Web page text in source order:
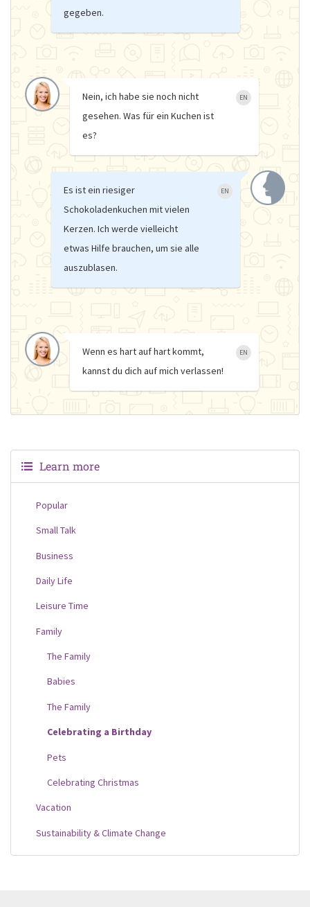
gegeben.
Nein, ich habe sie noch nicht
gesehen. Was für ein Kuchen ist
es?
EN
Es ist ein riesiger
Schokoladenkuchen mit vielen
Kerzen. Ich werde vielleicht
etwas Hilfe brauchen, um sie alle
auszublasen.
EN
Wenn es hart auf hart kommt,
kannst du dich auf mich verlassen!
EN
Learn more
Popular
Small Talk
Business
Daily Life
Leisure Time
Family
The Family
Babies
The Family
Celebrating a Birthday
Pets
Celebrating Christmas
Vacation
Sustainability & Climate Change